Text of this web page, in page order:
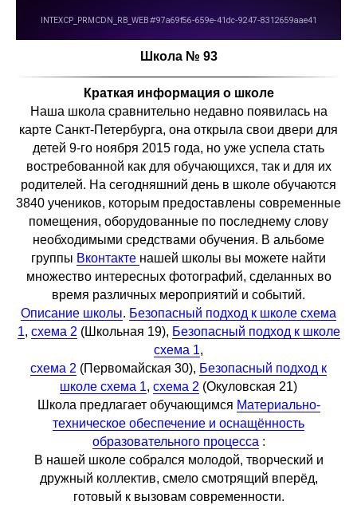
Школа № 93
Краткая информация о школе
Наша школа сравнительно недавно появилась на
карте Санкт-Петербурга, она открыла свои двери для
детей 9-го ноября 2015 года, но уже успела стать
востребованной как для обучающихся, так и для их
родителей. На сегодняшний день в школе обучаются
3840 учеников, которым предоставлены современные
помещения, оборудованные по последнему слову
необходимыми средствами обучения. В альбоме
группы Вконтакте нашей школы вы можете найти
множество интересных фотографий, сделанных во
время различных мероприятий и событий.
Описание школы. Безопасный подход к школе схема
1, схема 2 (Школьная 19), Безопасный подход к школе
схема 1,
схема 2 (Первомайская 30), Безопасный подход к
школе схема 1, схема 2 (Окуловская 21)
Школа предлагает обучающимся Материально-
техническое обеспечение и оснащённость
образовательного процесса :
В нашей школе собрался молодой, творческий и
дружный коллектив, смело смотрящий вперёд,
готовый к вызовам современности.